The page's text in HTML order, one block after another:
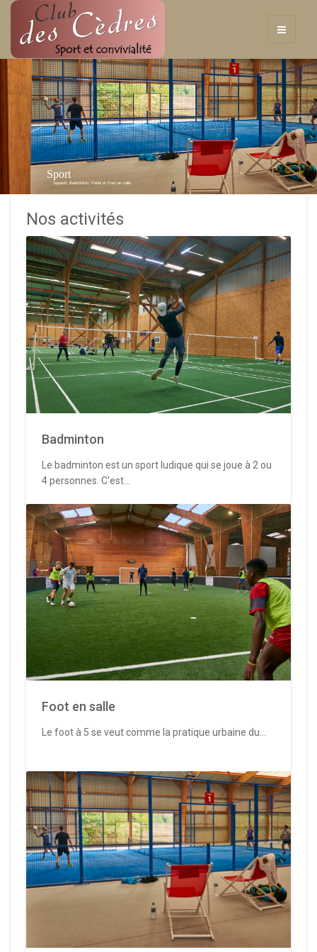
Sport
Squash, Badminton, Padel et Foot en salle
Nos activités
Badminton
Le badminton est un sport ludique qui se joue à 2 ou
4 personnes. C'est...
Foot en salle
Le foot à 5 se veut comme la pratique urbaine du...